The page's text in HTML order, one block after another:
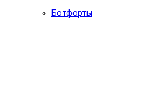
Ботфорты